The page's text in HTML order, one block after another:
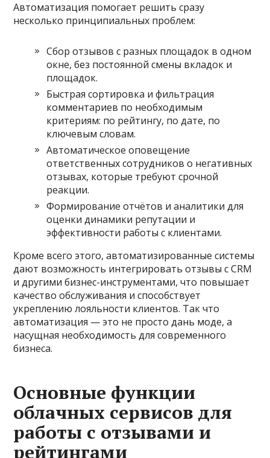
Автоматизация помогает решить сразу
несколько принципиальных проблем:
Сбор отзывов с разных площадок в одном
окне, без постоянной смены вкладок и
площадок.
Быстрая сортировка и фильтрация
комментариев по необходимым
критериям: по рейтингу, по дате, по
ключевым словам.
Автоматическое оповещение
ответственных сотрудников о негативных
отзывах, которые требуют срочной
реакции.
Формирование отчётов и аналитики для
оценки динамики репутации и
эффективности работы с клиентами.
Кроме всего этого, автоматизированные системы
дают возможность интегрировать отзывы с CRM
и другими бизнес-инструментами, что повышает
качество обслуживания и способствует
укреплению лояльности клиентов. Так что
автоматизация — это не просто дань моде, а
насущная необходимость для современного
бизнеса.
Основные функции
облачных сервисов для
работы с отзывами и
рейтингами